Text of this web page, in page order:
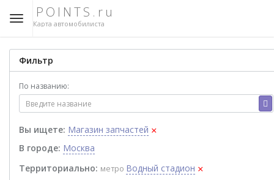
POINTS.ru
Карта автомобилиста
Фильтр
По названию:
Вы ищете: Магазин запчастей ×
В городе: Москва
Территориально: метро Водный стадион ×